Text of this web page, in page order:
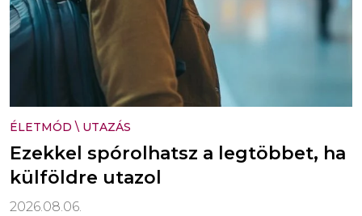
ÉLETMÓD \ UTAZÁS
Ezekkel spórolhatsz a legtöbbet, ha
külföldre utazol
2026.08.06.